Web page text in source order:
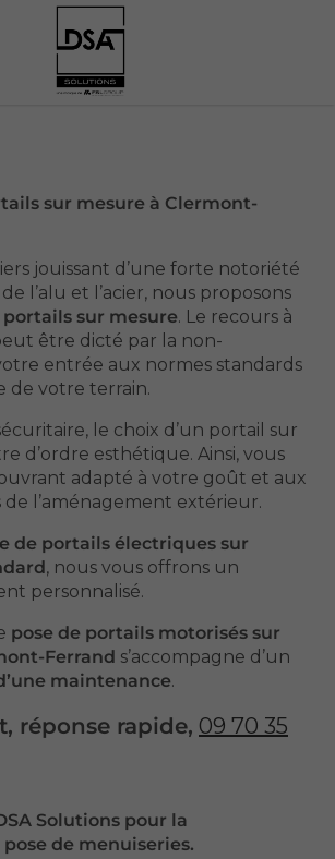
sur mesure à Clermont-
jouissant d’une forte notoriété
l’alu et l’acier, nous proposons
portails sur mesure. Le recours à
être dicté par la non-
entrée aux normes standards
de votre terrain.
le choix d’un portail sur
d’ordre esthétique. Ainsi, vous
adapté à votre goût et aux
de l’aménagement extérieur.
de portails électriques sur
, nous vous offrons un
personnalisé.
pose de portails motorisés sur
Ferrand s’accompagne d’un
maintenance.
réponse rapide, 09 70 35
Solutions pour la
de menuiseries.